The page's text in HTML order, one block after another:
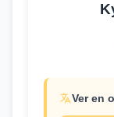
Ver en